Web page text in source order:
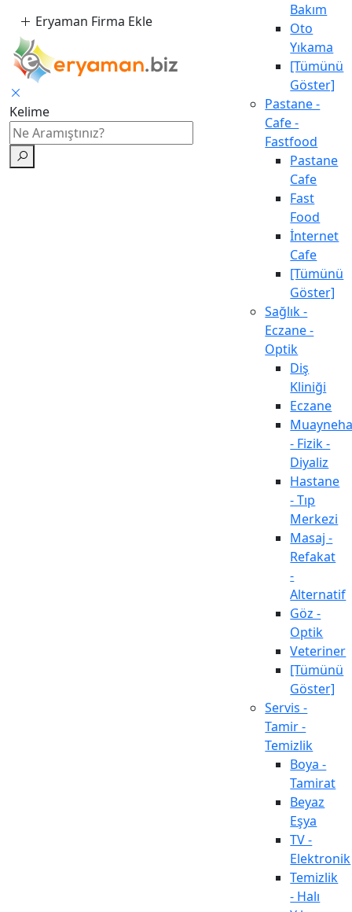
Eryaman Firma Ekle
Kelime
Bakım
Oto
Yıkama
[Tümünü
Göster]
Pastane -
Cafe -
Fastfood
Pastane
Cafe
Fast
Food
İnternet
Cafe
[Tümünü
Göster]
Sağlık -
Eczane -
Optik
Diş
Kliniği
Eczane
- Fizik -
Diyaliz
Hastane
- Tıp
Merkezi
Masaj -
Refakat
-
Alternatif
Göz -
Optik
Veteriner
[Tümünü
Göster]
Servis -
Tamir -
Temizlik
Boya -
Tamirat
Beyaz
Eşya
TV -
Elektronik
Temizlik
- Halı